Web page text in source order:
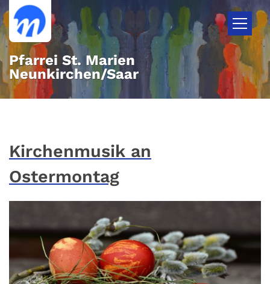
Zum Inhalt springen
Pfarrei St. Marien
Neunkirchen/Saar
Kirchenmusik an
Ostermontag